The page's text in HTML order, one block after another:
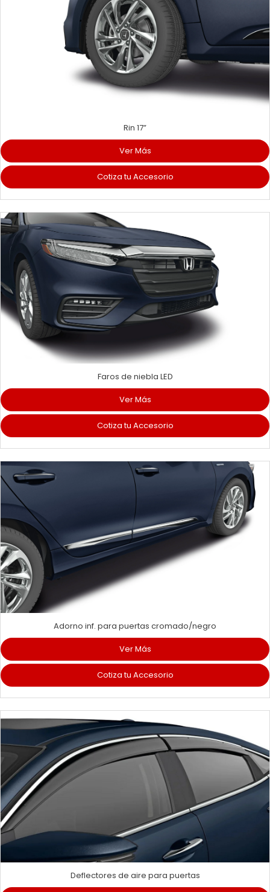
Rin 17”
Ver Más
Cotiza tu Accesorio
Faros de niebla LED
Ver Más
Cotiza tu Accesorio
Adorno inf. para puertas cromado/negro
Ver Más
Cotiza tu Accesorio
Deflectores de aire para puertas